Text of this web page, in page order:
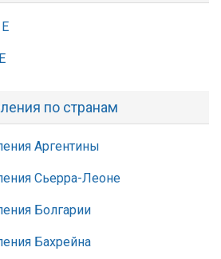
по странам
Аргентины
Сьерра-Леоне
Болгарии
Бахрейна